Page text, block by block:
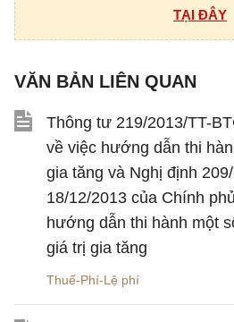
TẠI ĐÂY
VĂN BẢN LIÊN QUAN
Thông tư 219/2013/TT-
về việc hướng dẫn thi
gia tăng và Nghị định
18/12/2013 của Chính
hướng dẫn thi hành một
giá trị gia tăng
Thuế-Phí-Lệ phí